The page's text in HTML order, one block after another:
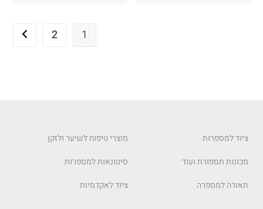
1
2
ציוד למספרות
מכונות תספורת ועוד
תאורה למספרה
מוצרי טיפוח לשיער ולזקן
סיטונאות למספרות
ציוד לאקדמיות